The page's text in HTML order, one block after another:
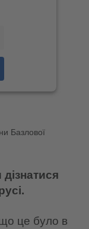
Базлової
це було в